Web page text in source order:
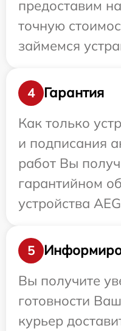
предоставим
точную
займемся
4
Гарантия
Как только
и подписания
работ Вы
гарантийном
устройства
5
Вы получите
готовности
курьер